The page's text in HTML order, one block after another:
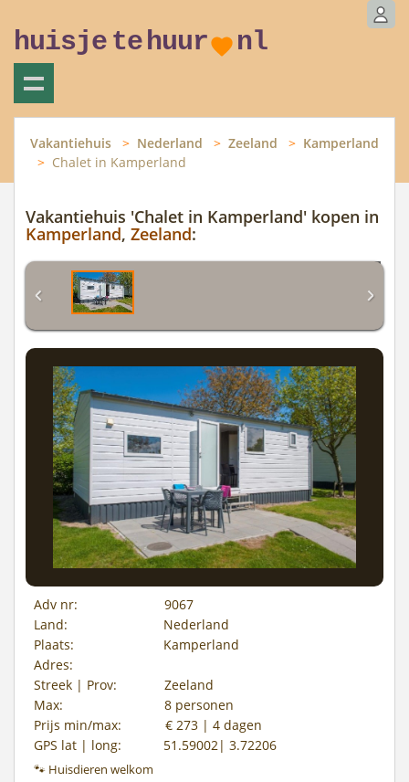
huisje tehuur nl
Vakantiehuis Nederland Zeeland
Kamperland
Chalet in Kamperland
Vakantiehuis 'Chalet in Kamperland' kopen in
Kamperland, Zeeland:
Adv nr:
9067
Land:
Nederland
Plaats:
Kamperland
Adres:
Streek | Prov:
Zeeland
Max:
8 personen
Prijs min/max:
€ 273 | 4 dagen
GPS lat | long:
51.59002| 3.72206
🐾 Huisdieren welkom